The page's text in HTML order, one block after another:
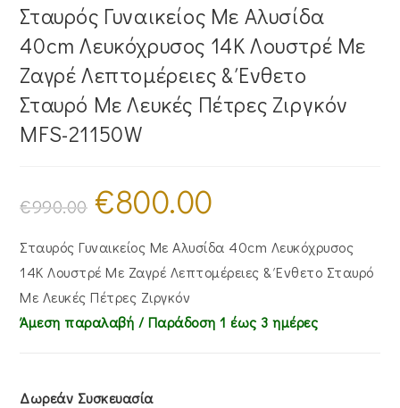
Σταυρός Γυναικείος Με Αλυσίδα
40cm Λευκόχρυσος 14Κ Λουστρέ Με
Ζαγρέ Λεπτομέρειες & Ένθετο
Σταυρό Με Λευκές Πέτρες Ζιργκόν
MFS-21150W
€990.00
Original
price
was:
€800.00
€800.00.
Σταυρός Γυναικείος Με Αλυσίδα 40cm Λευκόχρυσος
14Κ Λουστρέ Με Ζαγρέ Λεπτομέρειες & Ένθετο Σταυρό
Με Λευκές Πέτρες Ζιργκόν
Άμεση παραλαβή / Παράδoση 1 έως 3 ημέρες
Δωρεάν Συσκευασία